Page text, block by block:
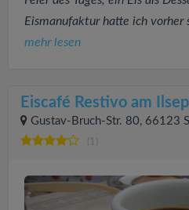
Eismanufaktur hatte ich vorher
mehr lesen
Eiscafé Restivo am
Gustav-Bruch-Str. 80, 66123
(1)